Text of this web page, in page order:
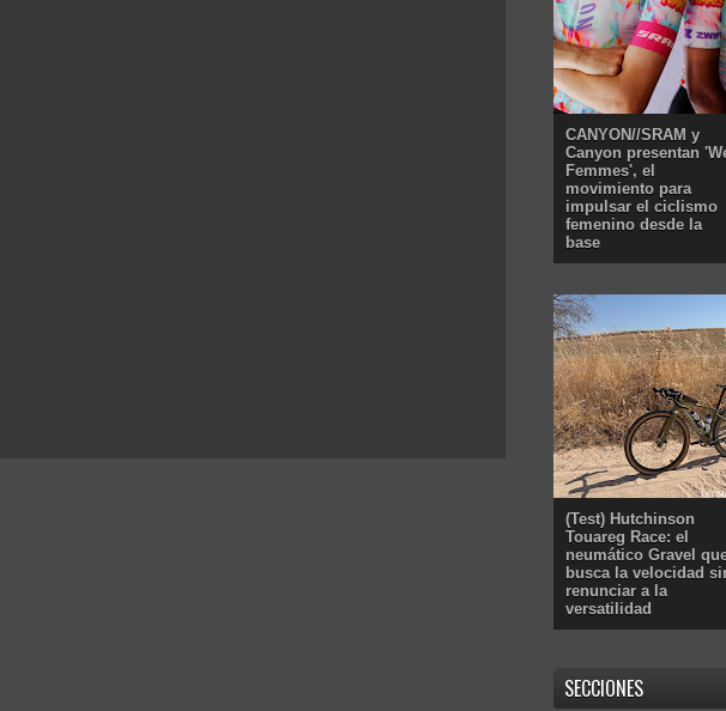
CANYON//SRAM y
Canyon presentan
Femmes', el
movimiento para
impulsar el ciclismo
femenino desde la
base
(Test) Hutchinson
Touareg Race: el
neumático Gravel
busca la velocidad
renunciar a la
versatilidad
SECCIONES